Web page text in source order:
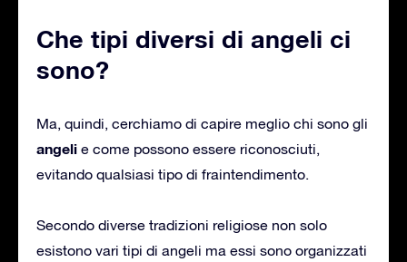
Che tipi diversi di angeli ci
sono?
Ma, quindi, cerchiamo di capire meglio chi sono gli
angeli e come possono essere riconosciuti,
evitando qualsiasi tipo di fraintendimento.
Secondo diverse tradizioni religiose non solo
esistono vari tipi di angeli ma essi sono organizzati